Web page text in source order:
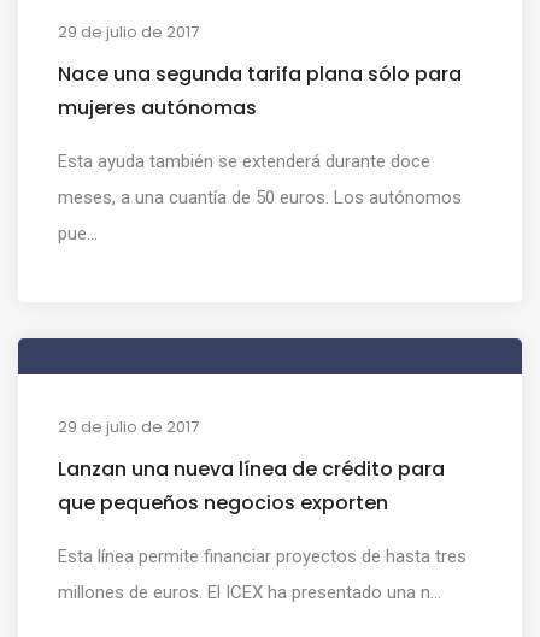
29 de julio de 2017
Nace una segunda tarifa plana sólo para
mujeres autónomas
Esta ayuda también se extenderá durante doce
meses, a una cuantía de 50 euros. Los autónomos
pue...
29 de julio de 2017
Lanzan una nueva línea de crédito para
que pequeños negocios exporten
Esta línea permite financiar proyectos de hasta tres
millones de euros. El ICEX ha presentado una n...